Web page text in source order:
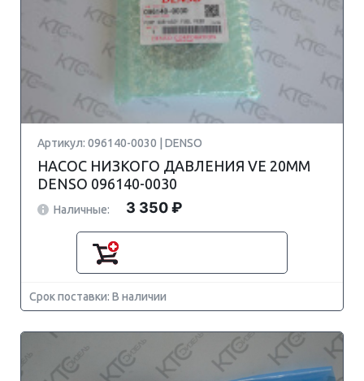
Артикул: 096140-0030 | DENSO
НАСОС НИЗКОГО ДАВЛЕНИЯ VE 20MM
DENSO 096140-0030
Наличные: 3 350 ₽
Срок поставки: В наличии